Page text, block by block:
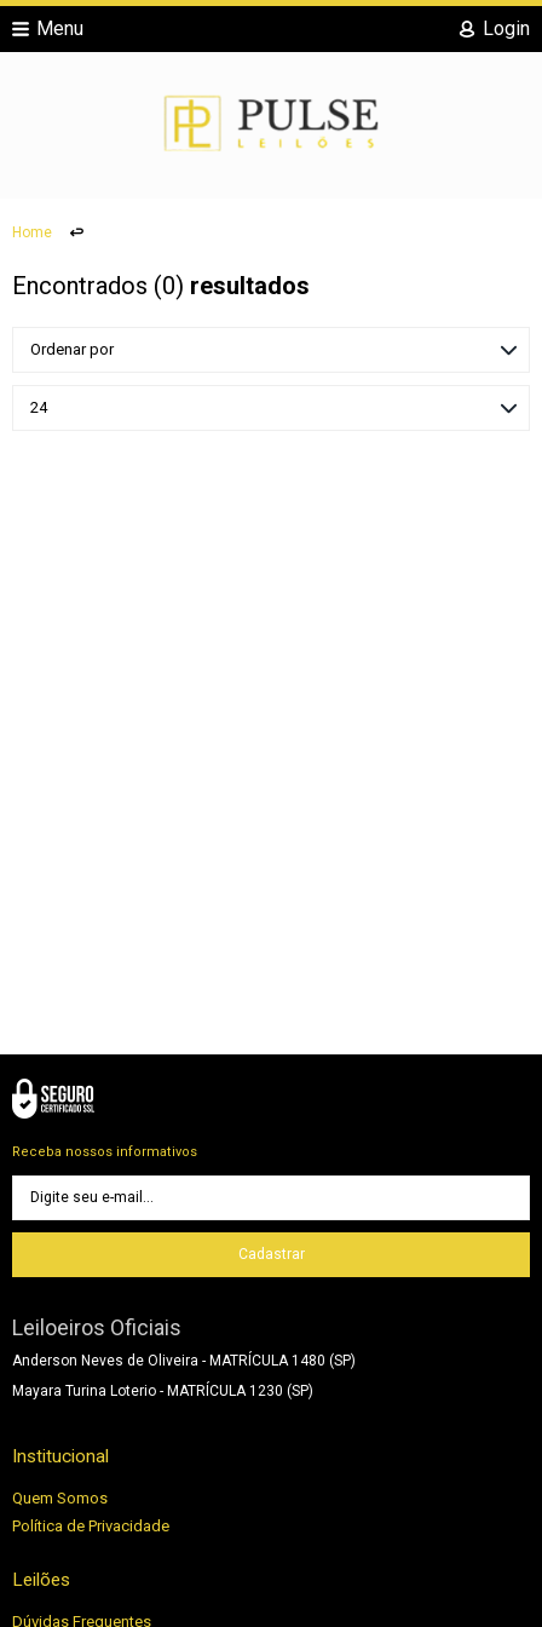
Menu Login
Home
Encontrados (0) resultados
Receba nossos informativos
Cadastrar
Leiloeiros Oficiais
Anderson Neves de Oliveira - MATRÍCULA 1480 (SP)
Mayara Turina Loterio - MATRÍCULA 1230 (SP)
Institucional
Quem Somos
Política de Privacidade
Leilões
Dúvidas Frequentes